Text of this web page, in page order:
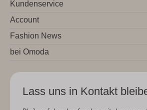
Kundenservice
Account
Fashion News
bei Omoda
Lass uns in Kontakt